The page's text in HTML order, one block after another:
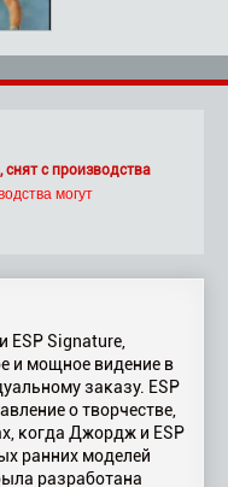
снят с производства
могут
ESP Signature,
и мощное видение в
заказу. ESP
о творчестве,
когда Джордж и ESP
ранних моделей
разработана